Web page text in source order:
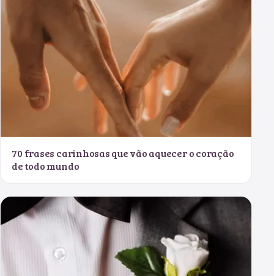
70 frases carinhosas que vão aquecer o coração
de todo mundo